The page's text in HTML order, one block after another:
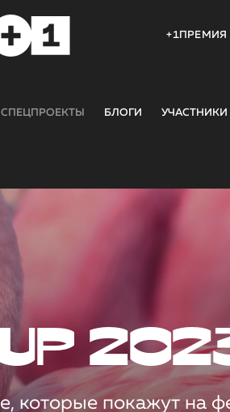
+1ПРЕМИЯ
СПЕЦПРОЕКТЫ БЛОГИ УЧАСТНИКИ
которые покажут на